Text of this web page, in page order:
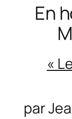
En
«
par